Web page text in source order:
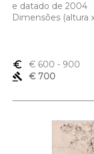
e datado de 2004
Dimensões (altura
euro_symbol € 600 - 900
gavel
€ 700